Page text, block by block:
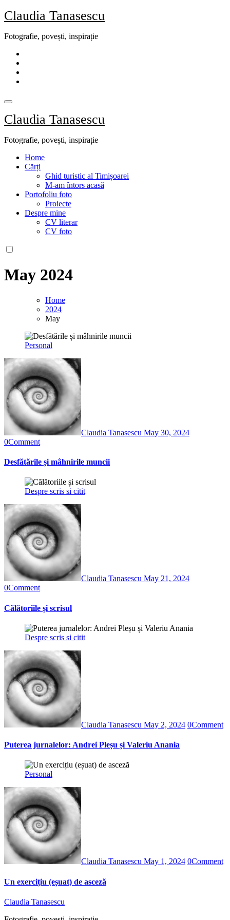
Skip
to
Claudia Tanasescu
Fotografie, povești, inspirație
Claudia Tanasescu
Fotografie, povești, inspirație
Home
Cărți
Ghid turistic al Timișoarei
M-am întors acasă
Portofoliu foto
Proiecte
Despre mine
CV literar
CV foto
May 2024
Home
2024
May
Personal
Claudia Tanasescu May 30, 2024
0Comment
Desfătările și mâhnirile muncii
Despre scris si citit
Claudia Tanasescu May 21, 2024
0Comment
Călătoriile și scrisul
Despre scris si citit
Claudia Tanasescu May 2, 2024 0Comment
Puterea jurnalelor: Andrei Pleșu și Valeriu Anania
Personal
Claudia Tanasescu May 1, 2024 0Comment
Un exercițiu (eșuat) de asceză
Claudia Tanasescu